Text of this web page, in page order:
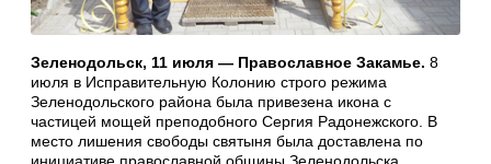
Зеленодольск, 11 июля — Православное Закамье. 8
июля в Исправительную Колонию строго режима
Зеленодольского района была привезена икона с
частицей мощей преподобного Сергия Радонежского. В
место лишения свободы святыня была доставлена по